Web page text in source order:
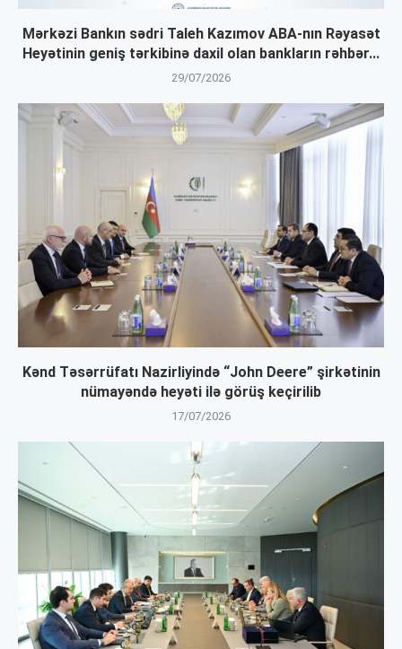
Mərkəzi Bankın sədri Taleh Kazımov ABA-nın Rəyasət
Heyətinin geniş tərkibinə daxil olan bankların rəhbər...
29/07/2026
Kənd Təsərrüfatı Nazirliyində “John Deere” şirkətinin
nümayəndə heyəti ilə görüş keçirilib
17/07/2026